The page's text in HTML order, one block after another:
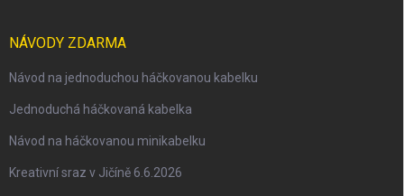
NÁVODY ZDARMA
Návod na jednoduchou háčkovanou kabelku
Jednoduchá háčkovaná kabelka
Návod na háčkovanou minikabelku
Kreativní sraz v Jičíně 6.6.2026